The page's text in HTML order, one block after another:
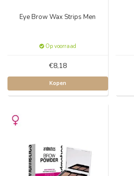
Eye Brow Wax Strips Men
Op voorraad
€8,18
Kopen